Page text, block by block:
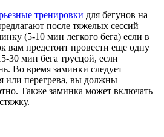
тренировки для бегунов на
после тяжелых сессий
(5-10 мин легкого бега) если в
вам предстоит провести еще одну
30 мин бега трусцой, если
Во время заминки следует
или перегрева, вы должны
Также заминка может включать